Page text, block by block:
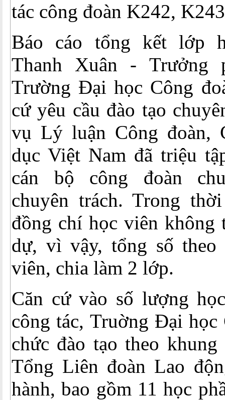
tác công đoàn K242,
Báo cáo tổng kết lớp
Thanh Xuân - Trưởng
Trường Đại học Công
cứ yêu cầu đào tạo
vụ Lý luận Công đoàn,
dục Việt Nam đã triệu
cán bộ công đoàn
chuyên trách. Trong
đồng chí học viên không
dự, vì vậy, tổng số theo
viên, chia làm 2 lớp.
Căn cứ vào số lượng
công tác, Truờng Đại học
chức đào tạo theo
Tổng Liên đoàn Lao
hành, bao gồm 11 học